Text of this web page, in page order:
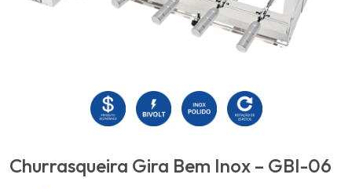
Churrasqueira Gira Bem Inox – GBI-06